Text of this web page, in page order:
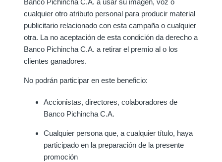
Banco Pichincha C.A. a usar su imagen, voz o
cualquier otro atributo personal para producir material
publicitario relacionado con esta campaña o cualquier
otra. La no aceptación de esta condición da derecho a
Banco Pichincha C.A. a retirar el premio al o los
clientes ganadores.
No podrán participar en este beneficio:
Accionistas, directores, colaboradores de
Banco Pichincha C.A.
Cualquier persona que, a cualquier título, haya
participado en la preparación de la presente
promoción